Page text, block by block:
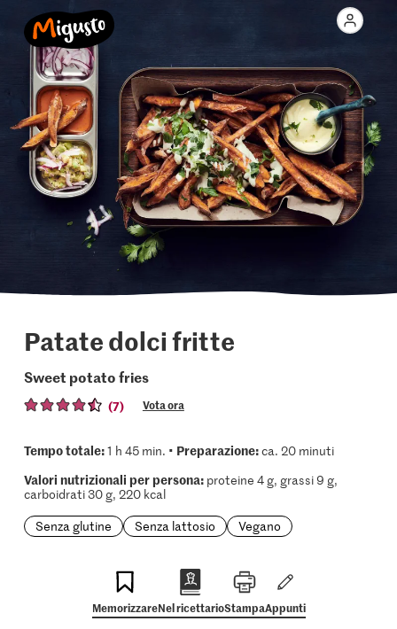
Patate dolci fritte
Sweet potato fries
(7) Vota ora
Tempo totale:1 h 45 min. • Preparazione:ca. 20 minuti
Valori nutrizionali per persona:proteine 4 g, grassi 9 g,
carboidrati 30 g, 220 kcal
Senza glutine
Senza lattosio Vegano
MemorizzareNel ricettarioStampaAppunti